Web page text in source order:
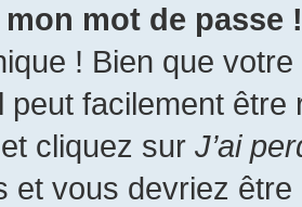
mon mot de passe !
! Bien que
peut facilement
cliquez sur J’ai
et vous devriez